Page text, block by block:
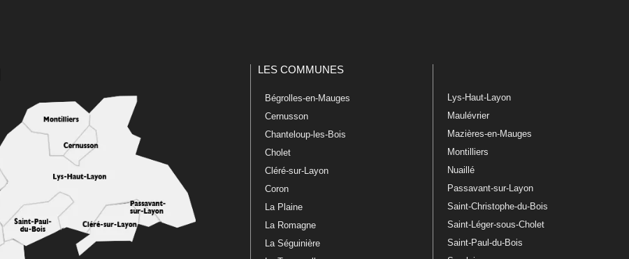
LES COMMUNES
Bégrolles-en-Mauges
Cernusson
Chanteloup-les-Bois
Cholet
Cléré-sur-Layon
Coron
La Plaine
La Romagne
La Séguinière
Lys-Haut-Layon
Maulévrier
Mazières-en-Mauges
Montilliers
Nuaillé
Passavant-sur-Layon
Saint-Christophe-du-Bois
Saint-Léger-sous-Cholet
Saint-Paul-du-Bois